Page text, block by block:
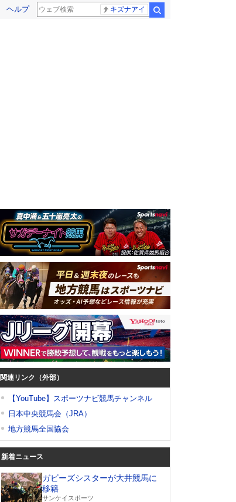
ヘルプ キズナアイ
関連リンク（外部）
【YouTube】スポーツナビ競馬チャンネル
日本中央競馬会（JRA）
地方競馬全国協会
新着ニュース
ガビーズシスターが大井競馬に
移籍
サンケイスポーツ